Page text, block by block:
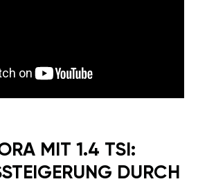
MIT 1.4 TSI:
DURCH